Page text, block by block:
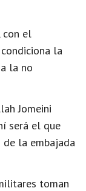
con el
la
la no
Jomeini
será el que
la embajada
toman